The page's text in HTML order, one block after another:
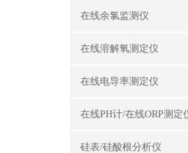
在线余氯监测仪
在线溶解氧测定仪
在线电导率测定仪
硅表/硅酸根分析仪